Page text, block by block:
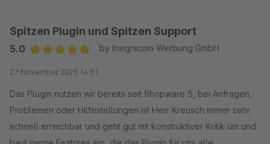
Fahrzeugfilter, Geräteauswahl oder andere Anwendungsfälle
– das Plugin lässt sich perfekt anpassen. Die Performance ist
Struktur) sind ein großer Pluspunkt.
Auch der Support ist schnell, kompetent und lösungsorientiert
– man merkt, dass hier echte Erfahrung dahinter steckt.
Fazit: Wer eine saubere, professionelle Lösung für
Kompatibilitätsfilter sucht, kommt an diesem Plugin nicht vorbei.
Spitzen Plugin und Spitzen Support
5.0
by Insignicom Werbung GmbH
27 November 2025 14:51
Das Plugin nutzen wir bereits seit Shopware 5, bei Anfragen,
Problemen oder Hilfestellungen ist Herr Kreusch immer sehr
schnell erreichbar und geht gut mit konstruktiver Kritik um und